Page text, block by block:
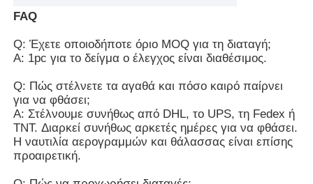
FAQ
Q: Έχετε οποιοδήποτε όριο MOQ για τη διαταγή;
Α: 1pc για το δείγμα ο έλεγχος είναι διαθέσιμος.
Q: Πώς στέλνετε τα αγαθά και πόσο καιρό παίρνει
για να φθάσει;
Α: Στέλνουμε συνήθως από DHL, το UPS, τη Fedex ή
TNT. Διαρκεί συνήθως αρκετές ημέρες για να φθάσει.
Η ναυτιλία αερογραμμών και θάλασσας είναι επίσης
προαιρετική.